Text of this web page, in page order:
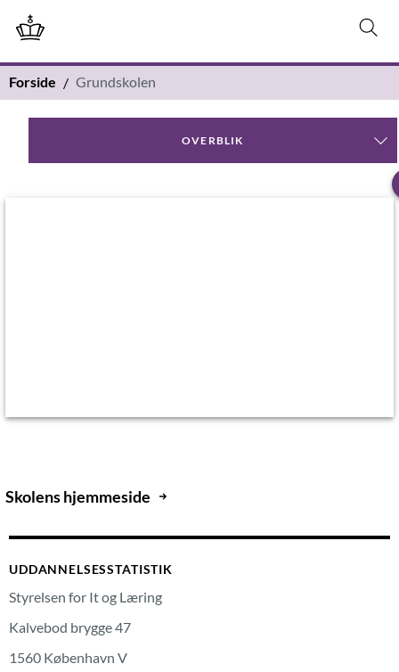
Forside Grundskolen
OVERBLIK
Skolens hjemmeside
UDDANNELSESSTATISTIK
Styrelsen for It og Læring
Kalvebod brygge 47
1560 København V